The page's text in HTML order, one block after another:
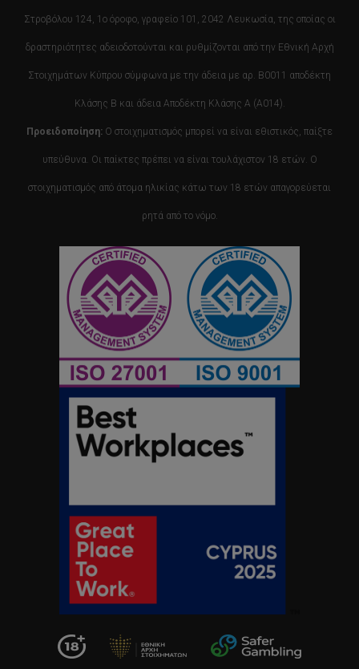
Στροβόλου 124, 1ο όροφο, γραφείο 101, 2042 Λευκωσία, της οποίας οι
δραστηριότητες αδειοδοτούνται και ρυθμίζονται από την Εθνική Αρχή
Στοιχημάτων Κύπρου σύμφωνα με την άδεια με αρ. B0011 αποδέκτη
Κλάσης Β και άδεια Αποδέκτη Κλάσης Α (Α014).
Προειδοποίηση: Ο στοιχηματισμός μπορεί να είναι εθιστικός, παίξτε
υπεύθυνα. Οι παίκτες πρέπει να είναι τουλάχιστον 18 ετών. Ο
στοιχηματισμός από άτομα ηλικίας κάτω των 18 ετών απαγορεύεται
ρητά από το νόμο.